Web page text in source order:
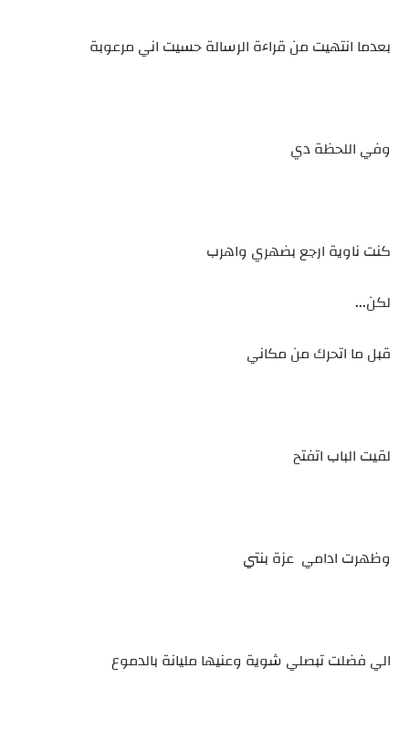
بعدما انتهيت من قراءة الرسالة حسيت اني مرعوبة
وفي اللحظة دي
كنت ناوية ارجع بضهري واهرب
لكن...
قبل ما اتحرك من مكاني
لقيت الباب اتفتح
وظهرت ادامي عزة بنتي
الي فضلت تبصلي شوية وعنيها مليانة بالدموع